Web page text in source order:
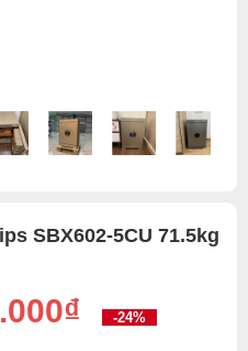
SBX602-5CU 71.5kg
-24%